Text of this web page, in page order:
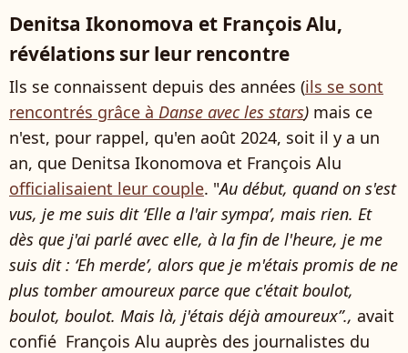
Denitsa Ikonomova et François Alu,
révélations sur leur rencontre
Ils se connaissent depuis des années (ils se sont
rencontrés grâce à Danse avec les stars) mais ce
n'est, pour rappel, qu'en août 2024, soit il y a un
an, que Denitsa Ikonomova et François Alu
officialisaient leur couple. "Au début, quand on s'est
vus, je me suis dit ‘Elle a l'air sympa’, mais rien. Et
dès que j'ai parlé avec elle, à la fin de l'heure, je me
suis dit : ‘Eh merde’, alors que je m'étais promis de ne
plus tomber amoureux parce que c'était boulot,
boulot, boulot. Mais là, j'étais déjà amoureux”., avait
confié François Alu auprès des journalistes du